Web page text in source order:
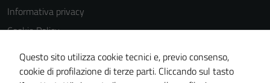
Informativa privacy
Cookie Policy
Dichiarazione di accessibilità
Questo sito utilizza cookie tecnici e, previo consenso,
cookie di profilazione di terze parti. Cliccando sul tasto